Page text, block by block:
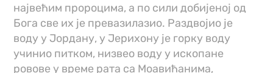
највећим пророцима, а по сили добијеној од
Бога све их је превазилазио. Раздвојио је
воду у Јордану, у Јерихону је горку воду
учинио питком, низвео воду у ископане
ровове у време рата са Моавићанима,